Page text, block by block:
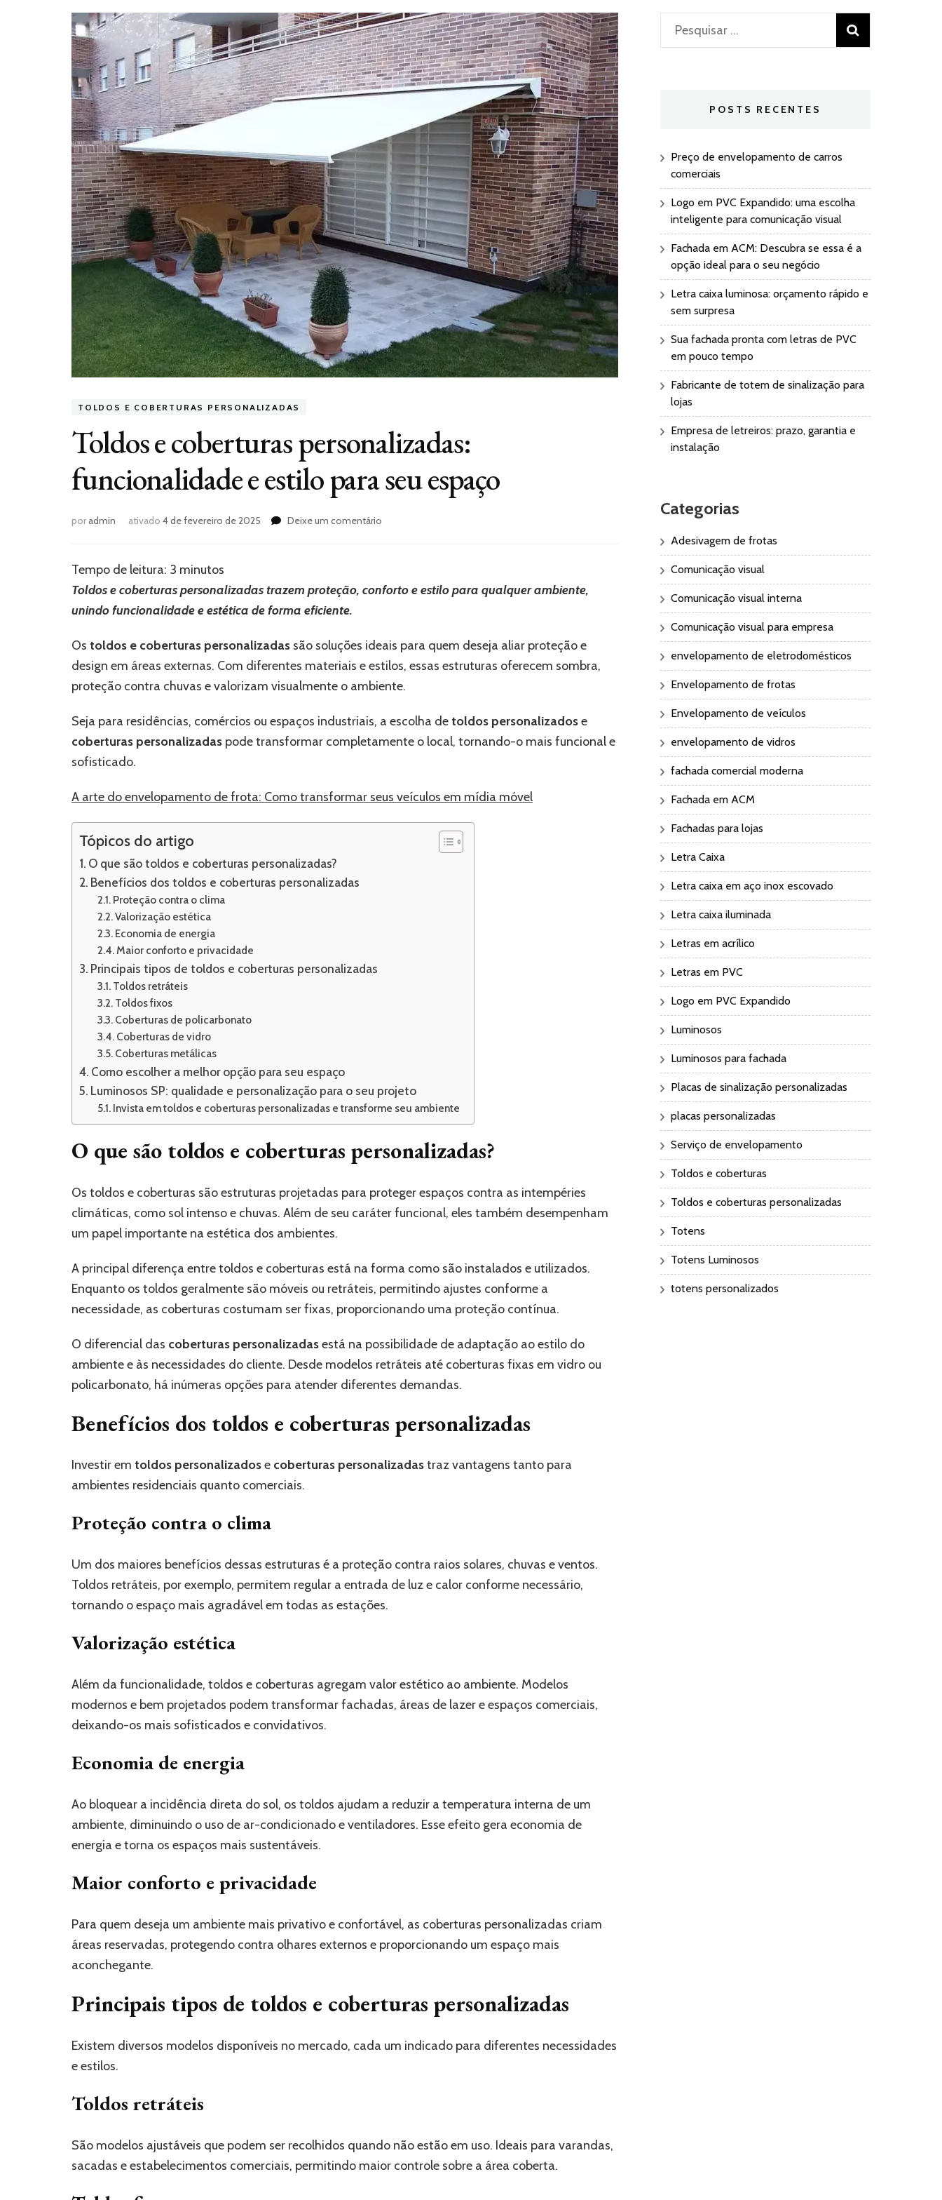
TOLDOS E COBERTURAS PERSONALIZADAS
Toldos e coberturas personalizadas:
funcionalidade e estilo para seu espaço
poradmin ativado 4 de fevereiro de 2025 Deixe um comentário
funcionalidade
para
seu
espaço
Tempo de leitura: 3 minutos
Toldos e coberturas personalizadas trazem proteção, conforto e estilo para qualquer ambiente,
unindo funcionalidade e estética de forma eficiente.
Os toldos e coberturas personalizadas são soluções ideais para quem deseja aliar proteção e
design em áreas externas. Com diferentes materiais e estilos, essas estruturas oferecem sombra,
proteção contra chuvas e valorizam visualmente o ambiente.
Seja para residências, comércios ou espaços industriais, a escolha detoldos personalizadose
coberturas personalizadas pode transformar completamente o local, tornando-o mais funcional e
sofisticado.
A arte do envelopamento de frota: Como transformar seus veículos em mídia móvel
Tópicos do artigo
O que são toldos e coberturas personalizadas?
Benefícios dos toldos e coberturas personalizadas
Proteção contra o clima
Valorização estética
Economia de energia
Maior conforto e privacidade
Principais tipos de toldos e coberturas personalizadas
Toldos retráteis
Toldos fixos
Coberturas de policarbonato
Coberturas de vidro
Coberturas metálicas
Como escolher a melhor opção para seu espaço
Luminosos SP: qualidade e personalização para o seu projeto
Invista em toldos e coberturas personalizadas e transforme seu ambiente
O que são toldos e coberturas personalizadas?
Os toldos e coberturas são estruturas projetadas para proteger espaços contra as intempéries
climáticas, como sol intenso e chuvas. Além de seu caráter funcional, eles também desempenham
um papel importante na estética dos ambientes.
A principal diferença entre toldos e coberturas está na forma como são instalados e utilizados.
Enquanto os toldos geralmente são móveis ou retráteis, permitindo ajustes conforme a
necessidade, as coberturas costumam ser fixas, proporcionando uma proteção contínua.
O diferencial das coberturas personalizadasestá na possibilidade de adaptação ao estilo do
ambiente e às necessidades do cliente. Desde modelos retráteis até coberturas fixas em vidro ou
policarbonato, há inúmeras opções para atender diferentes demandas.
Benefícios dos toldos e coberturas personalizadas
Investir em toldos personalizadose coberturas personalizadastraz vantagens tanto para
ambientes residenciais quanto comerciais.
Proteção contra o clima
Um dos maiores benefícios dessas estruturas é a proteção contra raios solares, chuvas e ventos.
Toldos retráteis, por exemplo, permitem regular a entrada de luz e calor conforme necessário,
tornando o espaço mais agradável em todas as estações.
Valorização estética
Além da funcionalidade, toldos e coberturas agregam valor estético ao ambiente. Modelos
modernos e bem projetados podem transformar fachadas, áreas de lazer e espaços comerciais,
deixando-os mais sofisticados e convidativos.
Economia de energia
Ao bloquear a incidência direta do sol, os toldos ajudam a reduzir a temperatura interna de um
ambiente, diminuindo o uso de ar-condicionado e ventiladores. Esse efeito gera economia de
energia e torna os espaços mais sustentáveis.
Maior conforto e privacidade
Para quem deseja um ambiente mais privativo e confortável, as coberturas personalizadas criam
áreas reservadas, protegendo contra olhares externos e proporcionando um espaço mais
aconchegante.
Principais tipos de toldos e coberturas personalizadas
Existem diversos modelos disponíveis no mercado, cada um indicado para diferentes necessidades
e estilos.
Toldos retráteis
São modelos ajustáveis que podem ser recolhidos quando não estão em uso. Ideais para varandas,
sacadas e estabelecimentos comerciais, permitindo maior controle sobre a área coberta.
Pesquisar
por:
POSTS RECENTES
Preço de envelopamento de carros
comerciais
Logo em PVC Expandido: uma escolha
inteligente para comunicação visual
Fachada em ACM: Descubra se essa é a
opção ideal para o seu negócio
Letra caixa luminosa: orçamento rápido e
sem surpresa
Sua fachada pronta com letras de PVC
em pouco tempo
Fabricante de totem de sinalização para
lojas
Empresa de letreiros: prazo, garantia e
instalação
Categorias
Adesivagem de frotas
Comunicação visual
Comunicação visual interna
Comunicação visual para empresa
envelopamento de eletrodomésticos
Envelopamento de frotas
Envelopamento de veículos
envelopamento de vidros
fachada comercial moderna
Fachada em ACM
Fachadas para lojas
Letra Caixa
Letra caixa em aço inox escovado
Letra caixa iluminada
Letras em acrílico
Letras em PVC
Logo em PVC Expandido
Luminosos
Luminosos para fachada
Placas de sinalização personalizadas
placas personalizadas
Serviço de envelopamento
Toldos e coberturas
Toldos e coberturas personalizadas
Totens
Totens Luminosos
totens personalizados